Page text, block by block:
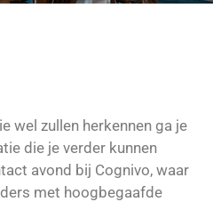
wel zullen herkennen ga je
die je verder kunnen
avond bij Cognivo, waar
met hoogbegaafde